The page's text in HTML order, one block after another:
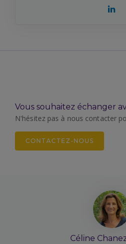
Vous souhaitez échanger
N'hésitez pas à nous contacter
CONTACTEZ-NOUS
Céline